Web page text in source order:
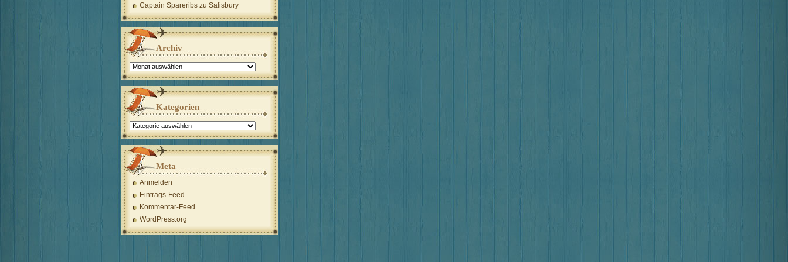
Captain Spareribs zu Salisbury
Archiv
Archiv
Kategorien
Kategorien
Meta
Anmelden
Eintrags-Feed
Kommentar-Feed
WordPress.org